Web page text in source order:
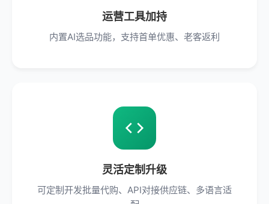
运营工具加持
内置AI选品功能，支持首单优惠、老客返利
灵活定制升级
可定制开发批量代购、API对接供应链、多语言适